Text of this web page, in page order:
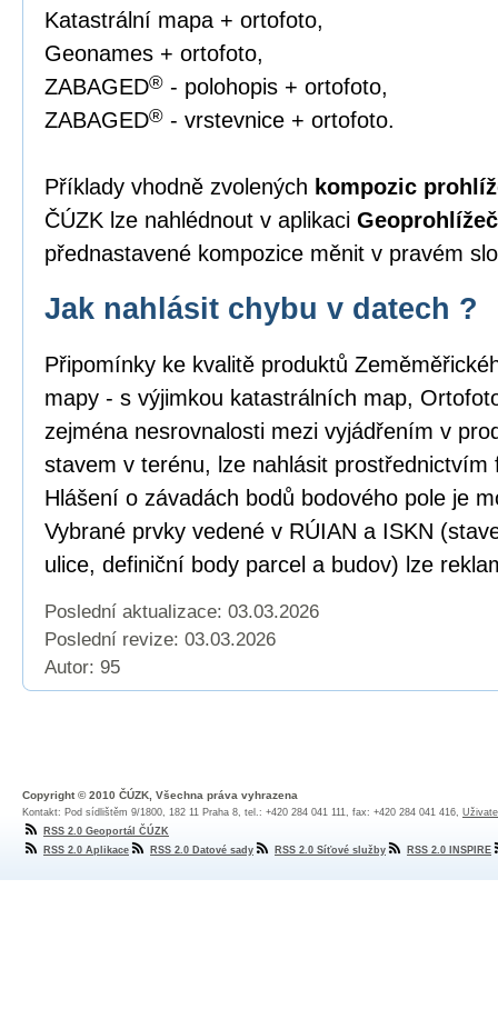
Katastrální mapa + ortofoto,
Geonames + ortofoto,
ZABAGED® - polohopis + ortofoto,
ZABAGED® - vrstevnice + ortofoto.
Příklady vhodně zvolených kompozic
ČÚZK lze nahlédnout v aplikaci Geoprohlížeč
přednastavené kompozice měnit v pravém
Jak nahlásit chybu v datech ?
Připomínky ke kvalitě produktů
mapy - s výjimkou katastrálních map,
zejména nesrovnalosti mezi vyjádřením v
stavem v terénu, lze nahlásit
Hlášení o závadách bodů bodového pole je
Vybrané prvky vedené v RÚIAN a ISKN
ulice, definiční body parcel a budov) lze
Poslední aktualizace: 03.03.2026
Poslední revize: 03.03.2026
Autor: 95
Copyright © 2010 ČÚZK, Všechna práva vyhrazena
Kontakt: Pod sídlištěm 9/1800, 182 11 Praha 8, tel.: +420 284 041 111, fax: +420 284 041 416,
RSS 2.0 Geoportál ČÚZK
RSS 2.0 Aplikace
RSS 2.0 Datové sady RSS 2.0 Síťové služby RSS 2.0 INSPIRE